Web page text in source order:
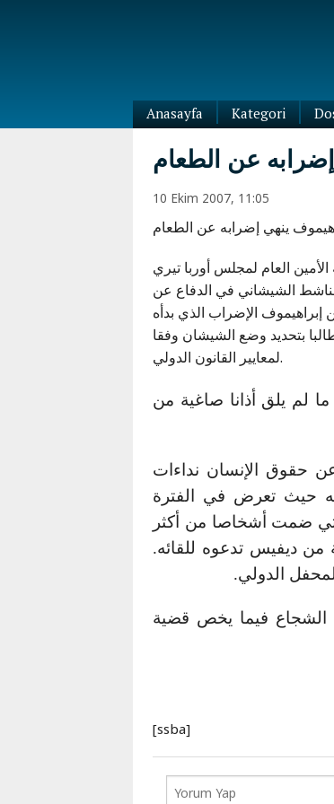
Anasayfa
Kategori
Dünya
Abhazya
Adıgey
Dağıstan
Güney
Osetya
İnguşetya
Kabardey-
Balkar
Krasnodar
Kray
Kuzey
Osetya
Stavropol
Kray
Kafkas-
Ötesi
Ermenistan
Gürcistan
عن الطعام
10 Ekim 2007, 11:05
ينهي إضرابه عن الطعام
العام لمجلس أوربا تيري
الشيشاني في الدفاع عن
إبراهيموف الإضراب الذي بدأه
بتحديد وضع الشيشان وفقا
لمعايير القانون الدولي.
قد أعلن مرارا أنه لن ينهِ إضرابه الذي استمر 38 يوما ما لم يلق أذانا صاغية من
حقوق الإنسان نداءات
حيث تعرض في الفترة
ضمت أشخاصا من أكثر
من ديفيس تدعوه للقائه.
الدولي.
الشجاع فيما يخص قضية
[ssba]